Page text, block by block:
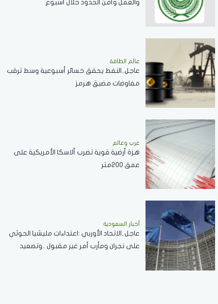
والعمل وأمن الحدود خلال أسبوع
عالم الطاقة
عاجل..النفط يحقق خسائر أسبوعية وسط ترقب
مفاوضات مضيق هرمز
عرب وعالم
هزة أرضية قوية تضرب ألاسكا الأمريكية على
عمق 200متر
أخبار السعودية
عاجل..الاتحاد الأوربي :اعتداءات مليشيا الحوثي
على نجران ومأرب أمر غير مقبول ..وتصعيد